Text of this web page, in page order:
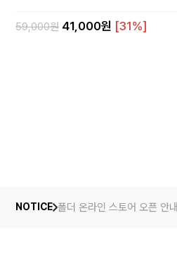
59,000원 41,000원 [31%]
NOTICE 폴더 온라인 스토어 오픈 안내